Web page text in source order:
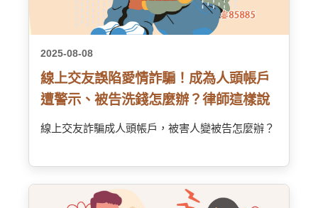
2025-08-08
線上交友誤陷愛情詐騙！成為人頭帳戶
遭警示、被告洗錢怎麼辦？律師這樣說
線上交友詐騙成人頭帳戶，被害人變被告怎麼辦？